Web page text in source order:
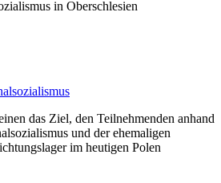
das Ziel, den Teilnehmenden anhand
und der ehemaligen
im heutigen Polen